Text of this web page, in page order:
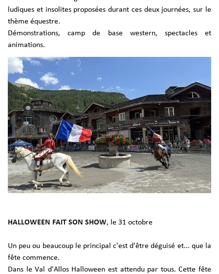
ludiques et insolites proposées durant ces deux journées, sur le
thème équestre.
Démonstrations, camp de base western, spectacles et
animations.
HALLOWEEN FAIT SON SHOW, le 31 octobre​
Un peu ou beaucoup le principal c'est d'être déguisé et... que la
fête commence.
Dans le Val d'Allos Halloween est attendu par tous. Cette fête